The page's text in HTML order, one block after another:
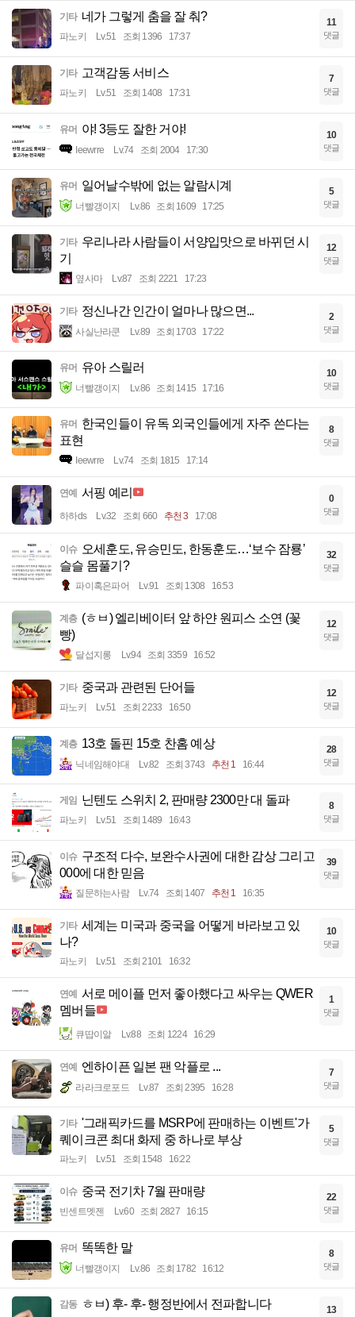
기타 네가 그렇게 춤을 잘 춰?
파노키 Lv.51 조회 1396 17:37
11
댓글
기타 고객감동 서비스
파노키 Lv.51 조회 1408 17:31
7
댓글
유머 야! 3등도 잘한 거야!
Ieewrre Lv.74 조회 2004 17:30
10
댓글
유머 일어날수밖에 없는 알람시계
너빨갱이지 Lv.86 조회 1609 17:25
5
댓글
기타 우리나라 사람들이 서양입맛으로 바뀌던 시
기
옆사마 Lv.87 조회 2221 17:23
12
댓글
기타 정신나간 인간이 얼마나 많으면...
사실난라쿤 Lv.89 조회 1703 17:22
2
댓글
유머 유아 스릴러
너빨갱이지 Lv.86 조회 1415 17:16
10
댓글
유머 한국인들이 유독 외국인들에게 자주 쓴다는
표현
Ieewrre Lv.74 조회 1815 17:14
8
댓글
연예 서핑 예리
하하ds Lv.32 조회 660 추천 3 17:08
0
댓글
이슈 오세훈도, 유승민도, 한동훈도…‘보수 잠룡’
슬슬 몸풀기?
파이혹은파어 Lv.91 조회 1308 16:53
32
댓글
계층 (ㅎㅂ) 엘리베이터 앞 하얀 원피스 소연 (꽃
빵)
달섭지롱 Lv.94 조회 3359 16:52
12
댓글
기타 중국과 관련된 단어들
파노키 Lv.51 조회 2233 16:50
12
댓글
계층 13호 돌핀 15호 찬홈 예상
닉네임해야대 Lv.82 조회 3743 추천 1 16:44
28
댓글
게임 닌텐도 스위치 2, 판매량 2300만 대 돌파
파노키 Lv.51 조회 1489 16:43
8
댓글
이슈 구조적 다수, 보완수사권에 대한 감상 그리고
000에 대한 믿음
질문하는사람 Lv.74 조회 1407 추천 1 16:35
39
댓글
기타 세계는 미국과 중국을 어떻게 바라보고 있
나?
파노키 Lv.51 조회 2101 16:32
10
댓글
연예
서로 메이플 먼저 좋아했다고 싸우는 QWER
멤버들
큐땁이알 Lv.88 조회 1224 16:29
1
댓글
연예 엔하이픈 일본 팬 악플로 ...
라라크로포드 Lv.87 조회 2395 16:28
7
댓글
기타 '그래픽카드를 MSRP에 판매하는 이벤트'가
퀘이크콘 최대 화제 중 하나로 부상
파노키 Lv.51 조회 1548 16:22
5
댓글
이슈 중국 전기차 7월 판매량
빈센트멧젠 Lv.60 조회 2827 16:15
22
댓글
유머 똑똑한 말
너빨갱이지 Lv.86 조회 1782 16:12
8
댓글
감동 ㅎㅂ) 후- 후- 행정반에서 전파합니다 13